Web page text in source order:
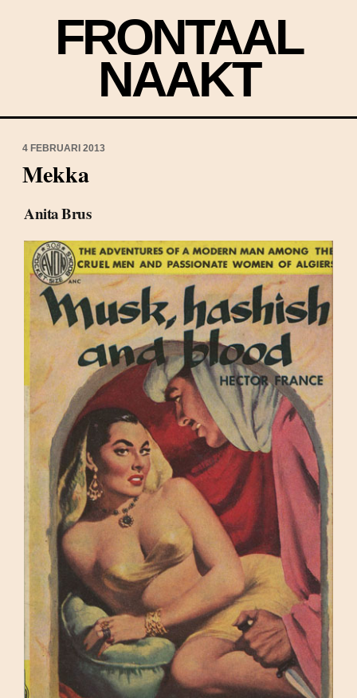
FRONTAAL
NAAKT
4 FEBRUARI 2013
Mekka
Anita Brus